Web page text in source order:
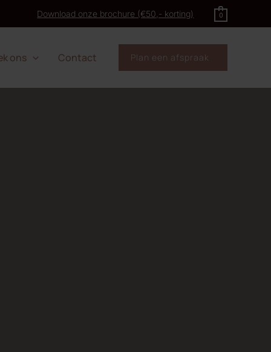
Download onze brochure (€50,- korting) 0
ons Contact Plan een afspraak